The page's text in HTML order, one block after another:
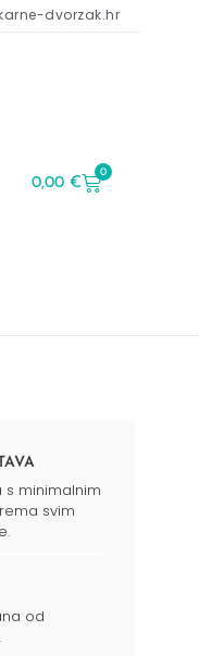
dvorzak.hr
0,00€
0
s minimalnim
svim
od